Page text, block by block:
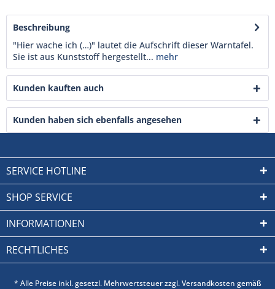
Beschreibung
"Hier wache ich (…)" lautet die Aufschrift dieser Warntafel.
Sie ist aus Kunststoff hergestellt... mehr
Kunden kauften auch
Kunden haben sich ebenfalls angesehen
SERVICE HOTLINE
SHOP SERVICE
INFORMATIONEN
RECHTLICHES
* Alle Preise inkl. gesetzl. Mehrwertsteuer zzgl. Versandkosten gemäß